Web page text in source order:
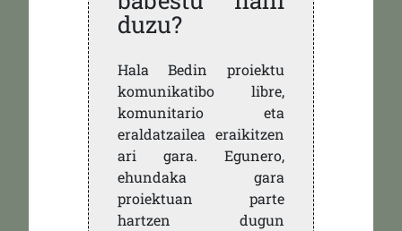
duzu?
Hala Bedin proiektu
komunikatibo libre,
komunitario eta
eraldatzailea eraikitzen
ari gara. Egunero,
ehundaka gara
proiektuan parte
hartzen dugun